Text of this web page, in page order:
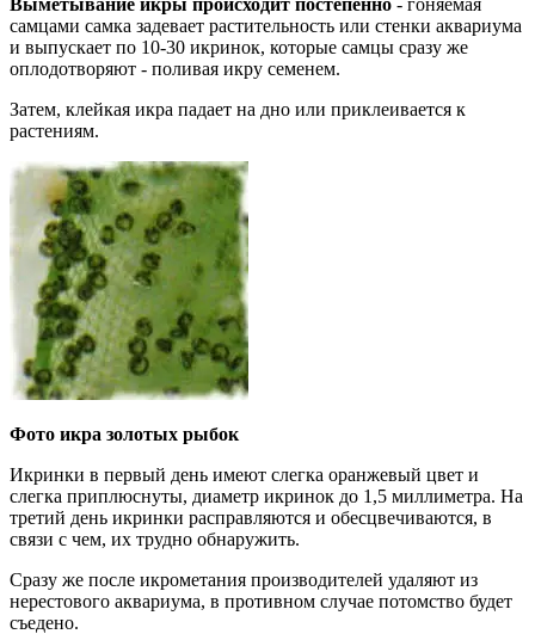
самцами самка задевает растительность или стенки аквариума
и выпускает по 10-30 икринок, которые самцы сразу же
оплодотворяют - поливая икру семенем.
Затем, клейкая икра падает на дно или приклеивается к
растениям.
Фото икра золотых рыбок
Икринки в первый день имеют слегка оранжевый цвет и
слегка приплюснуты, диаметр икринок до 1,5 миллиметра. На
третий день икринки расправляются и обесцвечиваются, в
связи с чем, их трудно обнаружить.
Сразу же после икрометания производителей удаляют из
нерестового аквариума, в противном случае потомство будет
съедено.